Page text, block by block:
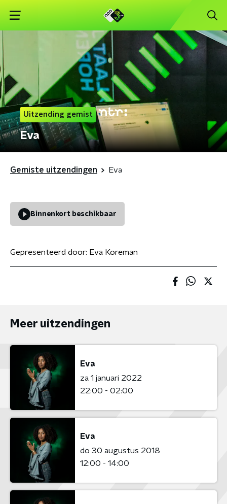
Uitzending gemist
Eva
Gemiste uitzendingen Eva
Binnenkort beschikbaar
Gepresenteerd door: Eva Koreman
Meer uitzendingen
Eva
za 1 januari 2022
22:00 - 02:00
Eva
do 30 augustus 2018
12:00 - 14:00